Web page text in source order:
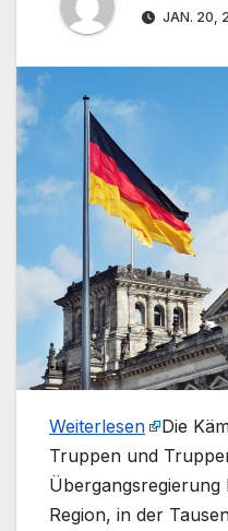
JAN. 20,
Weiterlesen
​Die
Truppen und
Übergangsregierung
Region, in der